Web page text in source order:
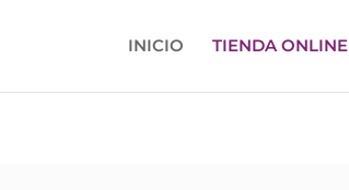
INICIO TIENDA ONLINE